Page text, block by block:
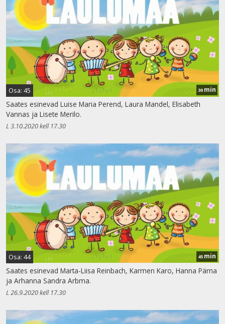
Osa: 45 30 min
Saates esinevad Luise Maria Perend, Laura Mandel, Elisabeth
Vannas ja Lisete Merilo.
L 3.10.2020 kell 17.30
Osa: 44 45 min
Saates esinevad Marta-Liisa Reinbach, Karmen Karo, Hanna Pärna
ja Arhanna Sandra Arbma.
L 26.9.2020 kell 17.30